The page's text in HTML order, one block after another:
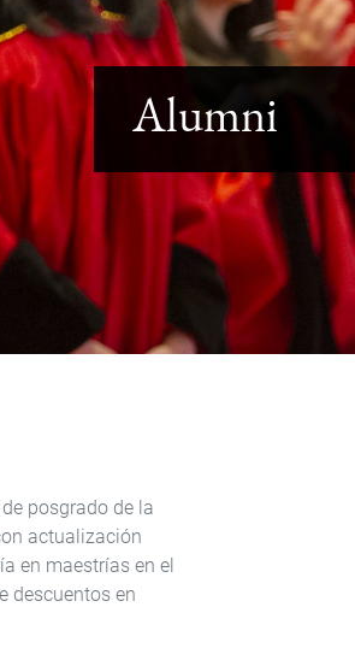
Alumni
posgrado de la
actualización
en maestrías en el
descuentos en